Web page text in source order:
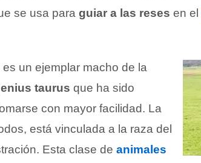
se usa para guiar a las reses en el
un ejemplar macho de la
taurus que ha sido
con mayor facilidad. La
está vinculada a la raza del
Esta clase de animales